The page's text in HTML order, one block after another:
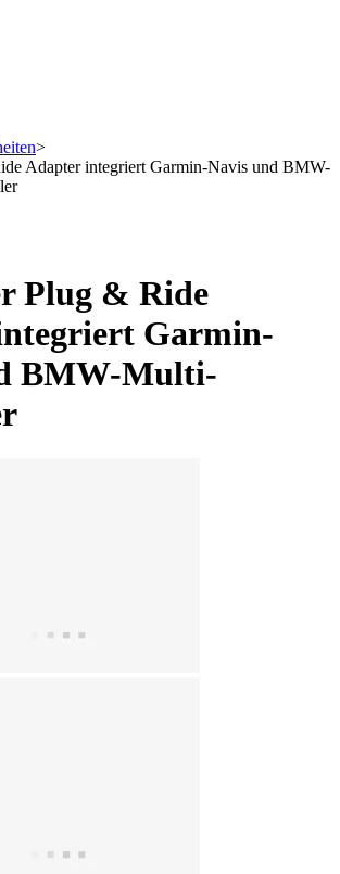
>
Adapter integriert Garmin-Navis und BMW-
Plug & Ride
Garmin-
BMW-Multi-